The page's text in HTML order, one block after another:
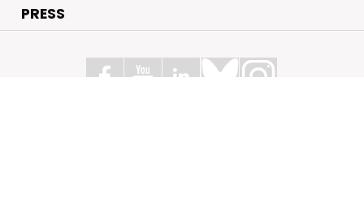
PRESS